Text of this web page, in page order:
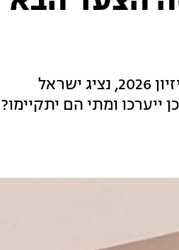
ימים בודדים בלבד אחרי שהגיע אל המקום השני בגמר אירוויזיון 2026, נציג ישראל
ייערכו ומתי הם יתקיימו?